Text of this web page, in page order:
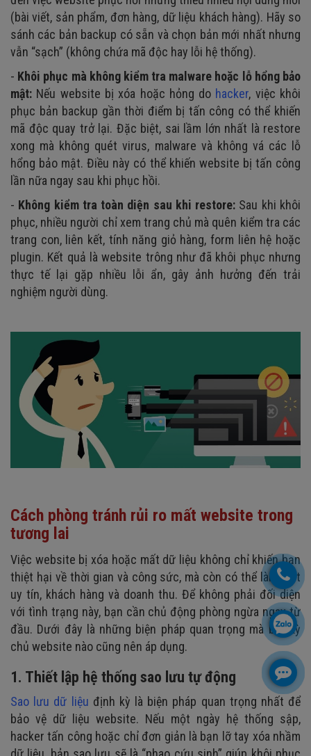
(bài viết, sản phẩm, đơn hàng, dữ liệu khách hàng). Hãy so
sánh các bản backup có sẵn và chọn bản mới nhất nhưng
vẫn “sạch” (không chứa mã độc hay lỗi hệ thống).
- Khôi phục mà không kiểm tra malware hoặc lỗ hổng bảo
mật: Nếu website bị xóa hoặc hỏng do hacker, việc khôi
phục bản backup gần thời điểm bị tấn công có thể khiến
mã độc quay trở lại. Đặc biệt, sai lầm lớn nhất là restore
xong mà không quét virus, malware và không vá các lỗ
hổng bảo mật. Điều này có thể khiến website bị tấn công
lần nữa ngay sau khi phục hồi.
- Không kiểm tra toàn diện sau khi restore: Sau khi khôi
phục, nhiều người chỉ xem trang chủ mà quên kiểm tra các
trang con, liên kết, tính năng giỏ hàng, form liên hệ hoặc
plugin. Kết quả là website trông như đã khôi phục nhưng
thực tế lại gặp nhiều lỗi ẩn, gây ảnh hưởng đến trải
nghiệm người dùng.
Cách phòng tránh rủi ro mất website trong
tương lai
Việc website bị xóa hoặc mất dữ liệu không chỉ khiến bạn
thiệt hại về thời gian và công sức, mà còn có thể làm mất
uy tín, khách hàng và doanh thu. Để không phải đối diện
với tình trạng này, bạn cần chủ động phòng ngừa ngay từ
đầu. Dưới đây là những biện pháp quan trọng mà bất kỳ
chủ website nào cũng nên áp dụng.
1. Thiết lập hệ thống sao lưu tự động
Sao lưu dữ liệu định kỳ là biện pháp quan trọng nhất để
bảo vệ dữ liệu website. Nếu một ngày hệ thống sập,
hacker tấn công hoặc chỉ đơn giản là bạn lỡ tay xóa nhầm